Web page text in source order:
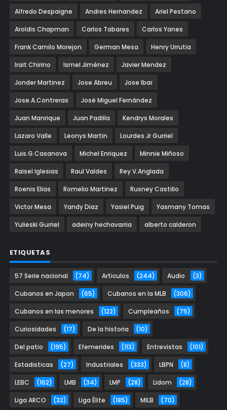
Alfredo Despaigne Andres Hernandez Ariel Pestano
Aroldis Chapman Carlos Tabares Carlos Yanes
Frank Camilo Morejon German Mesa Henry Urrutia
Irait Chirino Ismel Jiménez Javier Mendez
Jonder Martinez Jose Abreu Jose Ibar
Jose.A.Contreras José Miguel Fernández
Juan Manrique Juan Padilla Kendrys Morales
Lazaro Valle Leonys Martin Lourdes Jr Gurriel
Luis.G.Casanova Michel Enriquez Minnie Miñoso
Raisel Iglesias Raul Valdes Rey.V.Anglada
Roenis Elias Romelio Martinez Rusney Castillo
Victor Mesa Yandy Diaz Yasiel Puig Yasmany Tomas
Yulieski Gurriel adeiny hechavarria alberto calderon
ETIQUETAS
57 Serie nacional (74) Articulos (244) Audio (3)
Cubanos en Japon (65) Cubanos en la MLB (306)
Cubanos en las menores (122) Cumpleaños (75)
Curiosidades (17) De la historia (10)
Del patio (195) Efemerides (113) Entrevistas (101)
Estadisticas (27) Industriales (333) LBPN (8)
LEBC (162) LMB (34) LMP (28) Lidom (28)
Liga ARCO (32) Liga Élite (185) MILB (70)